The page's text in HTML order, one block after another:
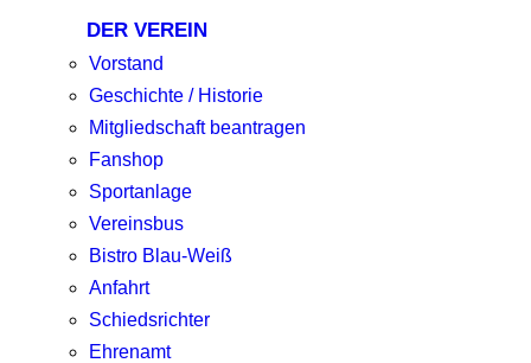
DER VEREIN
Vorstand
Geschichte / Historie
Mitgliedschaft beantragen
Fanshop
Sportanlage
Vereinsbus
Bistro Blau-Weiß
Anfahrt
Schiedsrichter
Ehrenamt